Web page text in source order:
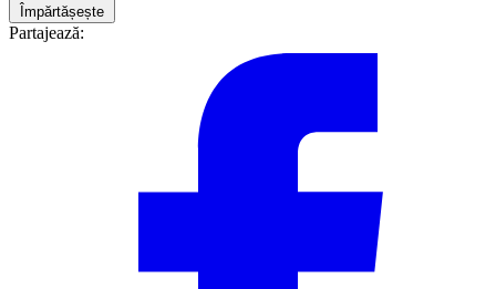
Împărtășește
Partajează: